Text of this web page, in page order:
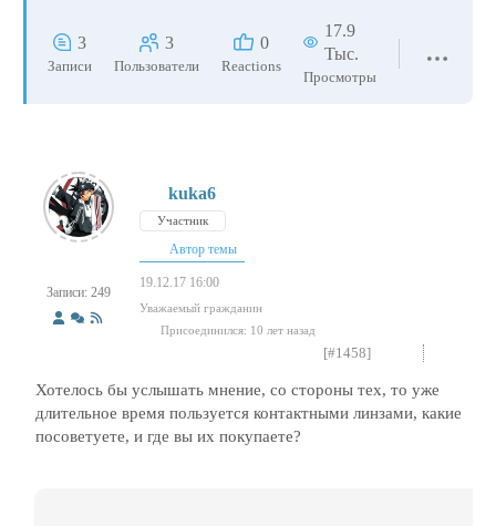
3
Записи
3
Пользователи
0
Reactions
17.9
Тыс.
Просмотры
Записи: 249
kuka6
Участник
Автор темы
19.12.17 16:00
Уважаемый гражданин
Присоединился: 10 лет назад
[#1458]
Хотелось бы услышать мнение, со стороны тех, то уже
длительное время пользуется контактными линзами, какие
посоветуете, и где вы их покупаете?